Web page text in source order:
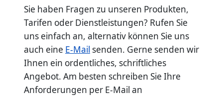
Sie haben Fragen zu unseren Produkten,
Tarifen oder Dienstleistungen? Rufen Sie
uns einfach an, alternativ können Sie uns
auch eine E-Mail senden. Gerne senden wir
Ihnen ein ordentliches, schriftliches
Angebot. Am besten schreiben Sie Ihre
Anforderungen per E-Mail an